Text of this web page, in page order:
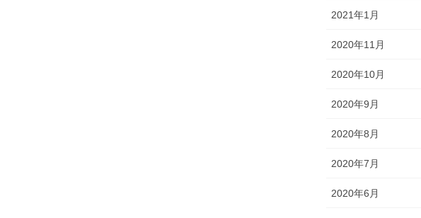
2021年1月
2020年11月
2020年10月
2020年9月
2020年8月
2020年7月
2020年6月